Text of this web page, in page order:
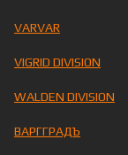
VARVAR
VIGRID DIVISION
WALDEN DIVISION
ВАРГГРАДЪ